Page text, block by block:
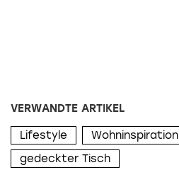
VERWANDTE ARTIKEL
Lifestyle Wohninspiration
gedeckter Tisch